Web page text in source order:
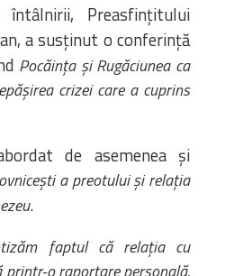
Preasfințitului
a susținut o conferință
Pocăința și Rugăciunea ca
crizei care a cuprins
de asemenea și
a preotului și relația
.
faptul că relația cu
printr-o raportare personală.